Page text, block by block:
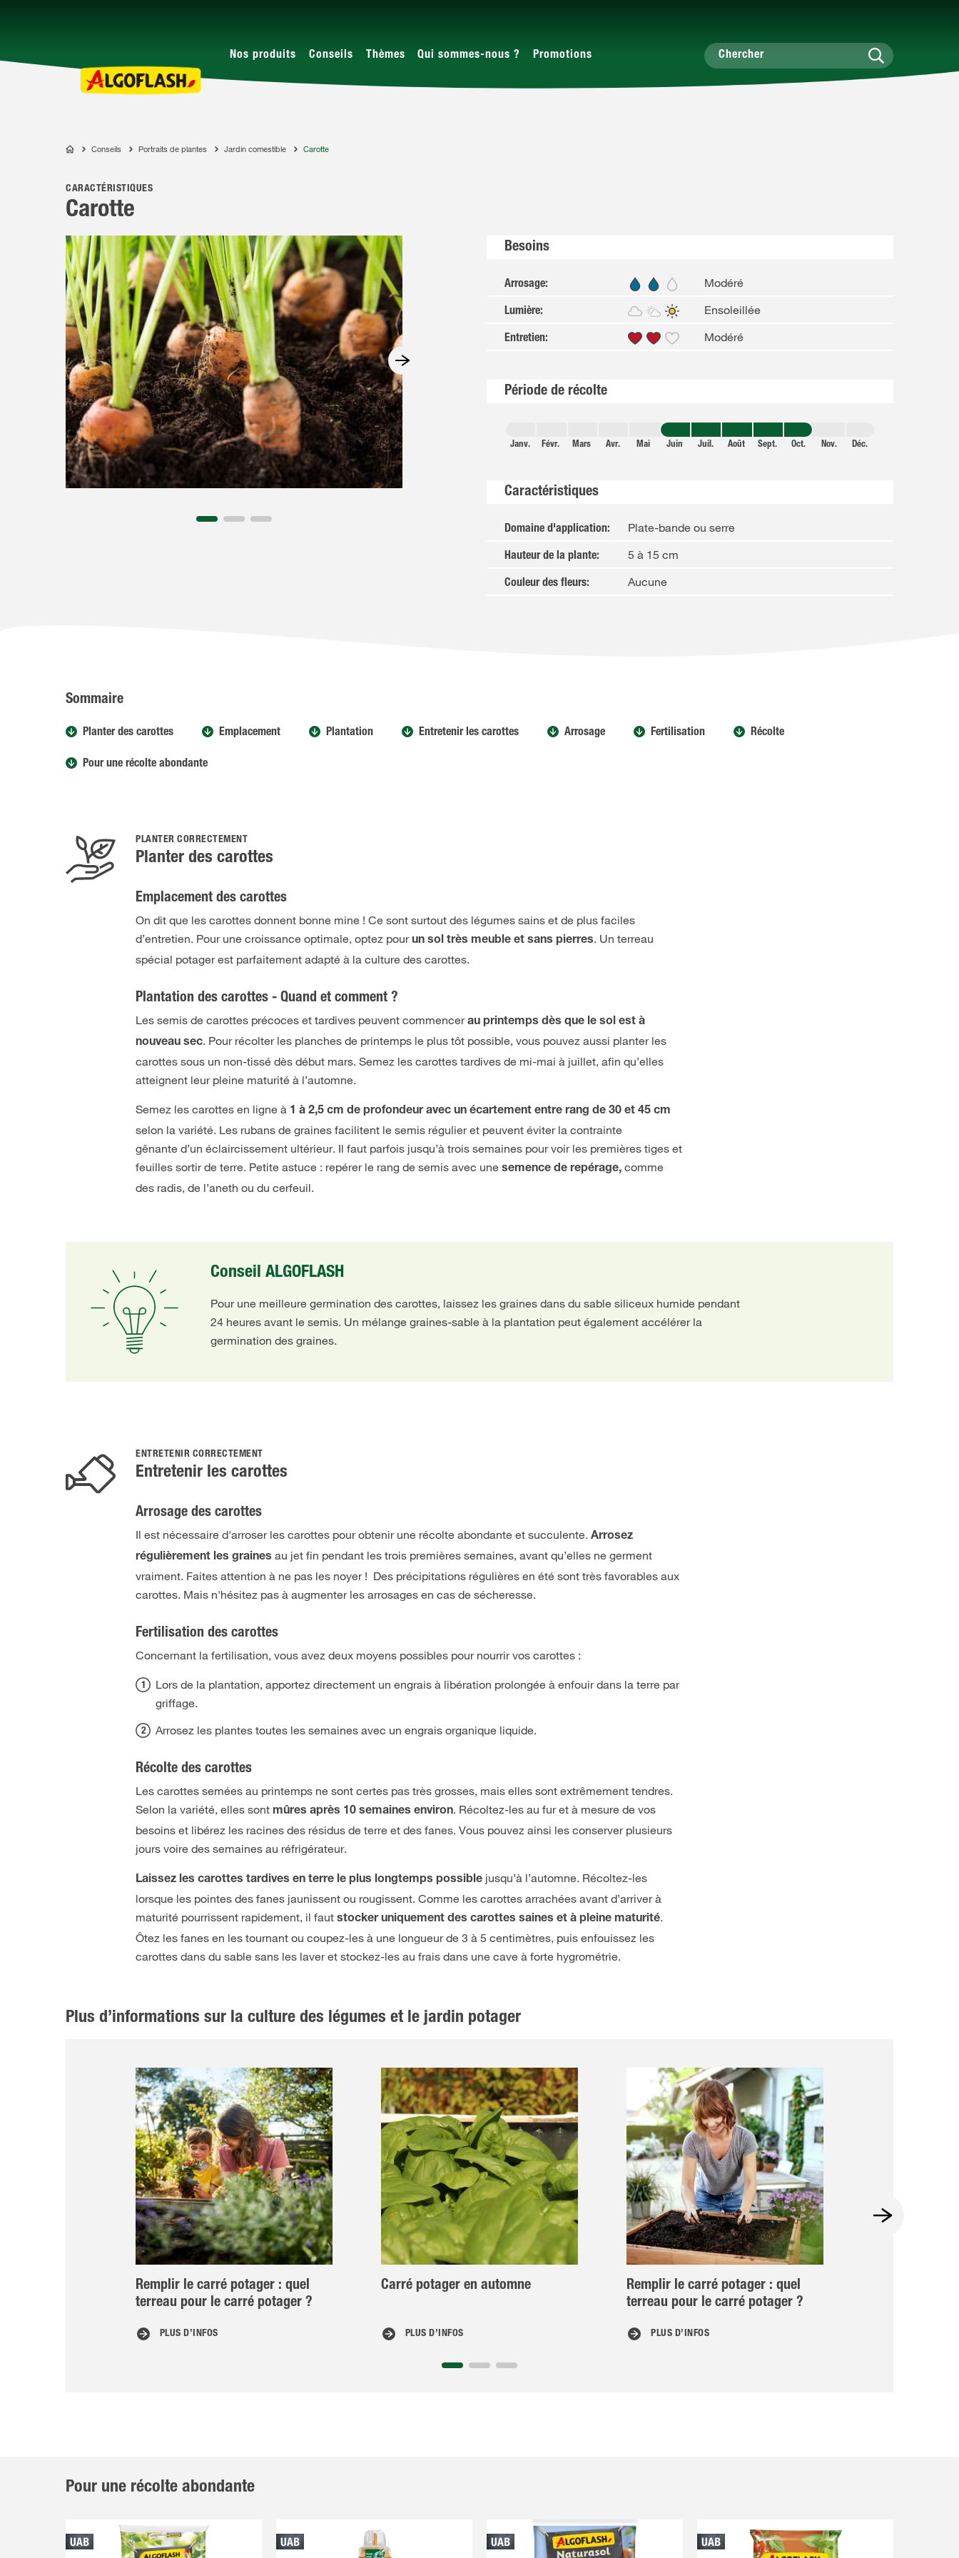
Nos produits Conseils Thèmes Qui sommes-nous ? Promotions
ALGOFLASH
Conseils Portraits de plantes Jardin comestible Carotte
CARACTÉRISTIQUES
Carotte
Besoins
Arrosage: Modéré
Lumière: Ensoleillée
Entretien: Modéré
Période de récolte
Janv. Févr. Mars Avr. Mai Juin Juil. Août Sept. Oct. Nov. Déc.
Caractéristiques
Domaine d'application: Plate-bande ou serre
Hauteur de la plante: 5 à 15 cm
Couleur des fleurs: Aucune
Sommaire
Planter des carottes Emplacement Plantation Entretenir les carottes Arrosage Fertilisation Récolte
Pour une récolte abondante
PLANTER CORRECTEMENT
Planter des carottes
Emplacement des carottes
On dit que les carottes donnent bonne mine ! Ce sont surtout des légumes sains et de plus faciles
d’entretien. Pour une croissance optimale, optez pourun sol très meuble et sans pierres. Un terreau
spécial potager est parfaitement adapté à la culture des carottes.
Plantation des carottes - Quand et comment ?
Les semis de carottes précoces et tardives peuvent commencerau printemps dès que le sol est à
nouveau sec. Pour récolter les planches de printemps le plus tôt possible, vous pouvez aussi planter les
carottes sous un non-tissé dès début mars. Semez les carottes tardives de mi-mai à juillet, afin qu’elles
atteignent leur pleine maturité à l’automne.
Semez les carottes en ligne à 1 à 2,5 cm de profondeur avec un écartement entre rang de 30 et 45 cm
selon la variété. Les rubans de graines facilitent le semis régulier et peuvent éviter la contrainte
gênante d’un éclaircissement ultérieur. Il faut parfois jusqu’à trois semaines pour voir les premières tiges et
feuilles sortir de terre. Petite astuce : repérer le rang de semis avec unesemence de repérage, comme
des radis, de l’aneth ou du cerfeuil.
Conseil ALGOFLASH
Pour une meilleure germination des carottes, laissez les graines dans du sable siliceux humide pendant
24 heures avant le semis. Un mélange graines-sable à la plantation peut également accélérer la
germination des graines.
ENTRETENIR CORRECTEMENT
Entretenir les carottes
Arrosage des carottes
Il est nécessaire d'arroser les carottes pour obtenir une récolte abondante et succulente.Arrosez
régulièrement les graines au jet fin pendant les trois premières semaines, avant qu’elles ne germent
vraiment. Faites attention à ne pas les noyer ! Des précipitations régulières en été sont très favorables aux
carottes. Mais n'hésitez pas à augmenter les arrosages en cas de sécheresse.
Fertilisation des carottes
Concernant la fertilisation, vous avez deux moyens possibles pour nourrir vos carottes :
Lors de la plantation, apportez directement un engrais à libération prolongée à enfouir dans la terre par
griffage.
Arrosez les plantes toutes les semaines avec un engrais organique liquide.
Récolte des carottes
Les carottes semées au printemps ne sont certes pas très grosses, mais elles sont extrêmement tendres.
Selon la variété, elles sont mûres après 10 semaines environ. Récoltez-les au fur et à mesure de vos
besoins et libérez les racines des résidus de terre et des fanes. Vous pouvez ainsi les conserver plusieurs
jours voire des semaines au réfrigérateur.
Laissez les carottes tardives en terre le plus longtemps possible jusqu’à l’automne. Récoltez-les
lorsque les pointes des fanes jaunissent ou rougissent. Comme les carottes arrachées avant d’arriver à
maturité pourrissent rapidement, il fautstocker uniquement des carottes saines et à pleine maturité.
Ôtez les fanes en les tournant ou coupez-les à une longueur de 3 à 5 centimètres, puis enfouissez les
carottes dans du sable sans les laver et stockez-les au frais dans une cave à forte hygrométrie.
Plus d’informations sur la culture des légumes et le jardin potager
Remplir le carré potager : quel
terreau pour le carré potager ?
PLUS D’INFOS
Carré potager en automne
PLUS D’INFOS
Remplir le carré potager : quel
terreau pour le carré potager ?
PLUS D’INFOS
Pour une récolte abondante